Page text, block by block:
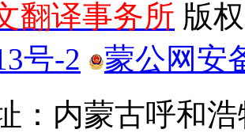
翻译事务所 版
号-2
蒙公网安
：内蒙古呼和